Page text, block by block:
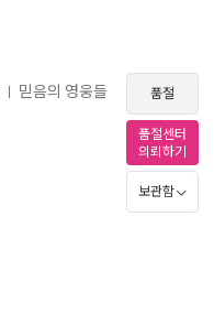
믿음의 영웅들 품절
품절센터
의뢰하기
보관함